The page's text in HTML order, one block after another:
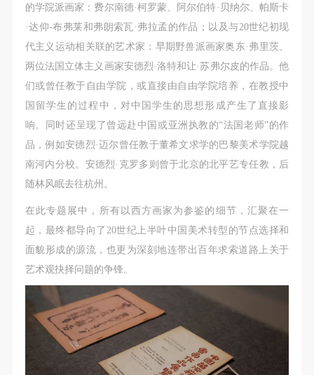
的学院派画家：费尔南德·柯罗蒙、阿尔伯特·贝纳尔、帕斯卡
·达仰-布弗莱和弗朗索瓦·弗拉孟的作品；以及与20世纪初现
代主义运动相关联的艺术家：早期野兽派画家奥东·弗里茨、
两位法国立体主义画家安德烈·洛特和让·苏弗尔皮的作品。他
们或曾任教于自由学院，或直接由自由学院培养，在教授中
国留学生的过程中，对中国学生的思想形成产生了直接影
响。同时还呈现了曾远赴中国或亚洲执教的“法国老师”的作
品，例如安德烈·迈尔曾任教于董希文求学的巴黎美术学院越
南河内分校。安德烈·克罗多则曾于北京的北平艺专任教，后
随林风眠去往杭州。
在此专题展中，所有以西方画家为参鉴的细节，汇聚在一
起，最终都导向了20世纪上半叶中国美术转型的节点选择和
面貌形成的源流，也更为深刻地连带出百年求索道路上关于
艺术观抉择问题的争锋。